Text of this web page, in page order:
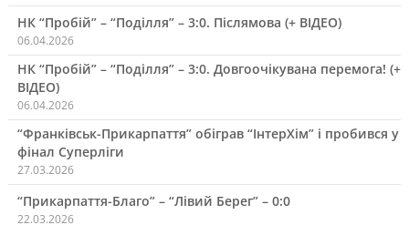
НК “Пробій” – “Поділля” – 3:0. Післямова (+ ВІДЕО)
06.04.2026
НК “Пробій” – “Поділля” – 3:0. Довгоочікувана перемога! (+
ВІДЕО)
06.04.2026
“Франківськ-Прикарпаття” обіграв “ІнтерХім” і пробився у
фінал Суперліги
27.03.2026
“Прикарпаття-Благо” – “Лівий Берег” – 0:0
22.03.2026